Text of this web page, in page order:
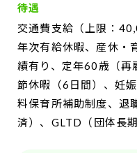
待遇
交通費支給（上限：
年次有給休暇、産休・
績有り、定年60歳（再
節休暇（6日間）、妊
料保育所補助制度、退
済）、GLTD（団体長